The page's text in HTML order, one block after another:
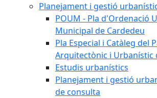
Planejament i gestió
POUM - Pla d'Ordenació
Municipal de Cardedeu
Pla Especial i Catàleg del
Arquitectònic i Urbanístic
Estudis urbanístics
Planejament i gestió
de consulta